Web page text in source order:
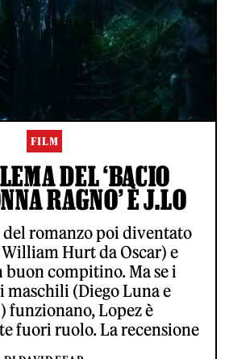
FILM
DEL ‘BACIO
RAGNO’ È J.LO
del romanzo poi diventato
Hurt da Oscar) e
buon compitino. Ma se i
maschili (Diego Luna e
funzionano, Lopez è
fuori ruolo. La recensione